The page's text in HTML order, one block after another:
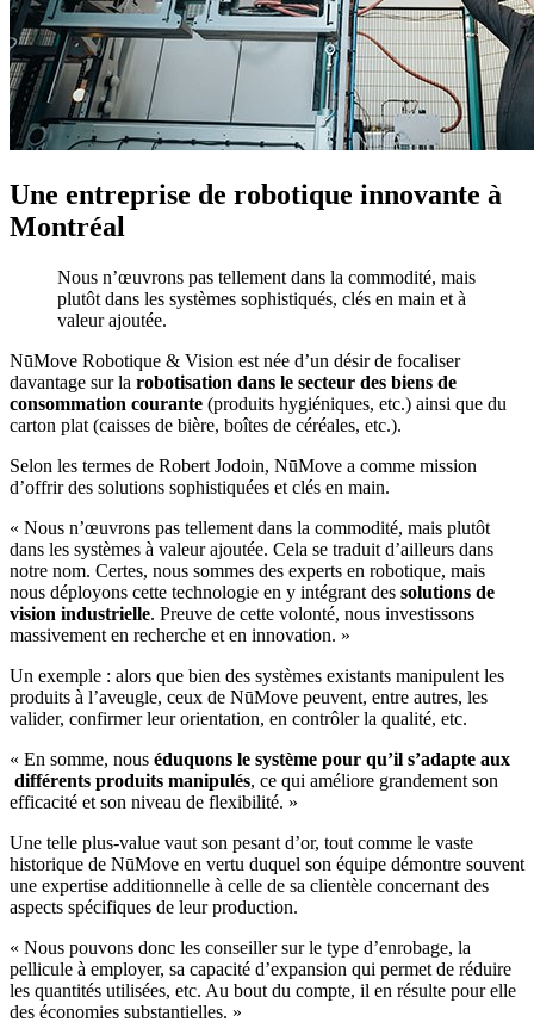
Une entreprise de robotique innovante à
Montréal
Nous n’œuvrons pas tellement dans la commodité, mais
plutôt dans les systèmes sophistiqués, clés en main et à
valeur ajoutée.
NūMove Robotique & Vision est née d’un désir de focaliser
davantage sur la robotisation dans le secteur des biens de
consommation courante (produits hygiéniques, etc.) ainsi que du
carton plat (caisses de bière, boîtes de céréales, etc.).
Selon les termes de Robert Jodoin, NūMove a comme mission
d’offrir des solutions sophistiquées et clés en main.
« Nous n’œuvrons pas tellement dans la commodité, mais plutôt
dans les systèmes à valeur ajoutée. Cela se traduit d’ailleurs dans
notre nom. Certes, nous sommes des experts en robotique, mais
nous déployons cette technologie en y intégrant des solutions de
vision industrielle. Preuve de cette volonté, nous investissons
massivement en recherche et en innovation. »
Un exemple : alors que bien des systèmes existants manipulent les
produits à l’aveugle, ceux de NūMove peuvent, entre autres, les
valider, confirmer leur orientation, en contrôler la qualité, etc.
« En somme, nous éduquons le système pour qu’il s’adapte aux
différents produits manipulés, ce qui améliore grandement son
efficacité et son niveau de flexibilité. »
Une telle plus-value vaut son pesant d’or, tout comme le vaste
historique de NūMove en vertu duquel son équipe démontre souvent
une expertise additionnelle à celle de sa clientèle concernant des
aspects spécifiques de leur production.
« Nous pouvons donc les conseiller sur le type d’enrobage, la
pellicule à employer, sa capacité d’expansion qui permet de réduire
les quantités utilisées, etc. Au bout du compte, il en résulte pour elle
des économies substantielles. »